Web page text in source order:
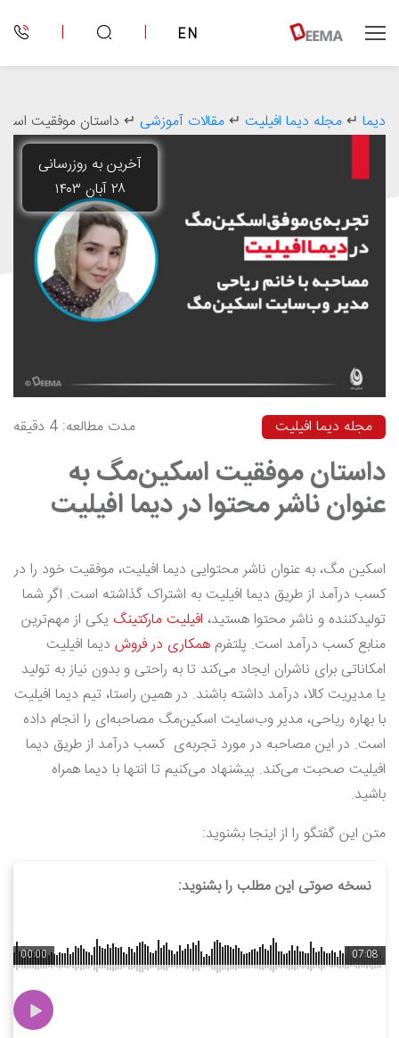
EN
|
|
دیما ↵ مجله دیما افیلیت ↵ مقالات آموزشی ↵ داستان موفقیت
آخرین به روزرسانی
۲۸ آبان ۱۴۰۳
مجله دیما افیلیت مدت مطالعه: 4 دقیقه
داستان موفقیت اسکین‌مگ به
عنوان ناشر محتوا در دیما افیلیت
اسکین مگ، به عنوان ناشر محتوایی دیما افیلیت، موفقیت خود را در
کسب درآمد از طریق دیما افیلیت به اشتراک گذاشته است. اگر شما
تولیدکننده‌ و ناشر محتوا هستید، افیلیت مارکتینگ یکی از مهم‌ترین
منابع کسب درآمد است. پلتفرم همکاری در فروش دیما افیلیت
امکاناتی برای ناشران ایجاد می‌کند تا به راحتی و بدون نیاز به تولید
یا مدیریت کالا، درآمد داشته باشند. در همین راستا، تیم دیما افیلیت
با بهاره ریاحی، مدیر وب‌سایت اسکین‌مگ مصاحبه‌ای را انجام داده
است. در این مصاحبه در مورد تجربه‌ی کسب درآمد از طریق دیما
افیلیت صحبت می‌کند. پیشنهاد می‌کنیم تا انتها با دیما همراه
باشید.
متن این گفتگو را از اینجا بشنوید:
07:08
00:00